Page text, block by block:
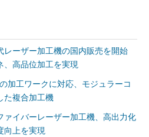
レーザー加工機の国内販売を開始
高品位加工を実現
加工ワークに対応、モジュラーコ
た複合加工機
ァイバーレーザー加工機、高出力化
向上を実現